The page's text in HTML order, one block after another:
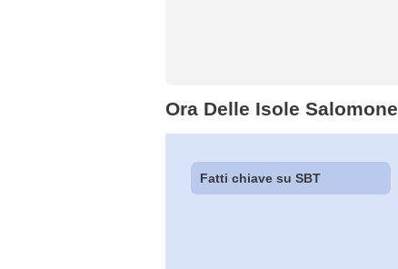
Ora Delle Isole Salomone
Fatti chiave su SBT